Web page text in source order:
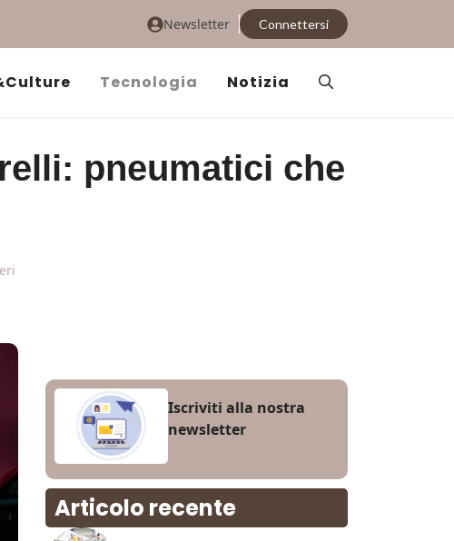
Newsletter Connettersi
Tecnologia Notizia
pneumatici che
Iscriviti alla nostra
newsletter
Articolo recente